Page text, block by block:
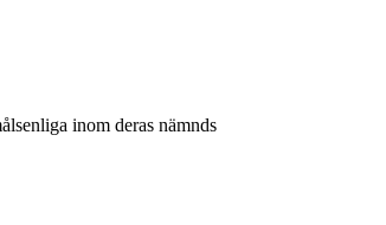
inom deras nämnds